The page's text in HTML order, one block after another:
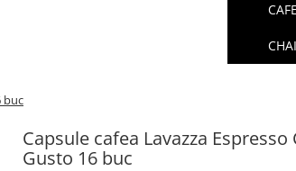
buc
Capsule cafea Lavazza
Gusto 16 buc